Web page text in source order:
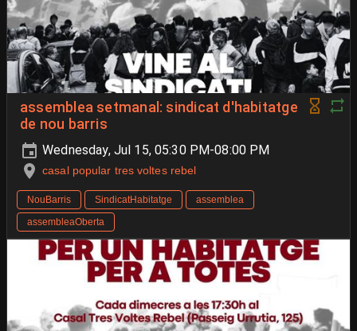
assemblea setmanal: sindicat d'habitatge
de nou barris
Wednesday, Jul 15, 05:30 PM-08:00 PM
casal popular tres voltes rebel
NouBarris SindicatHabitatge
assemblea
assembleaOberta